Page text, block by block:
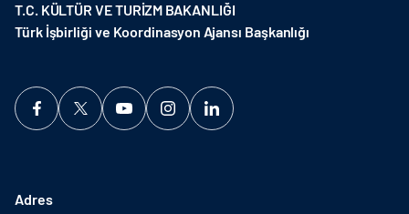
T.C. KÜLTÜR VE TURİZM BAKANLIĞI
Türk İşbirliği ve Koordinasyon Ajansı Başkanlığı
Adres